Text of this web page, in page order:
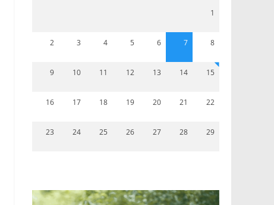
1
2 3 4 5 6 7 8
9 10 11 12 13 14 15
16 17 18 19 20 21 22
23 24 25 26 27 28 29